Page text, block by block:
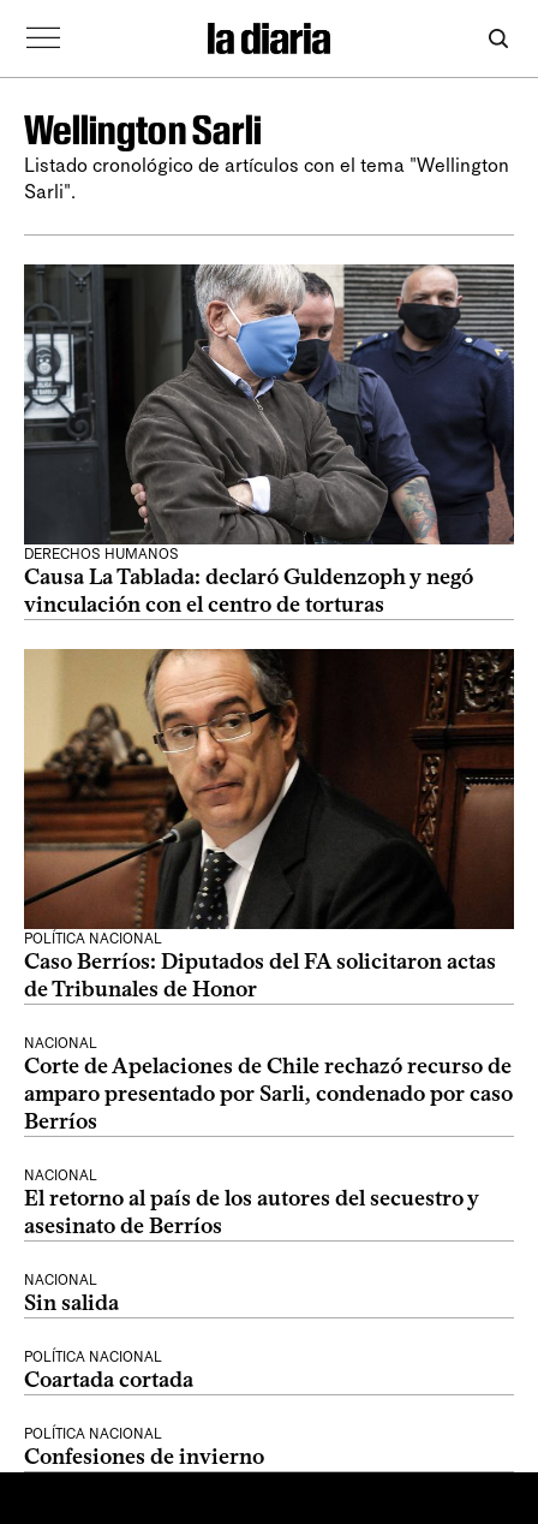
Wellington Sarli
Listado cronológico de artículos con el tema "Wellington
Sarli".
DERECHOS HUMANOS
Causa La Tablada: declaró Guldenzoph y negó
vinculación con el centro de torturas
POLÍTICA NACIONAL
Caso Berríos: Diputados del FA solicitaron actas
de Tribunales de Honor
NACIONAL
Corte de Apelaciones de Chile rechazó recurso de
amparo presentado por Sarli, condenado por caso
Berríos
NACIONAL
El retorno al país de los autores del secuestro y
asesinato de Berríos
NACIONAL
Sin salida
POLÍTICA NACIONAL
Coartada cortada
POLÍTICA NACIONAL
Confesiones de invierno